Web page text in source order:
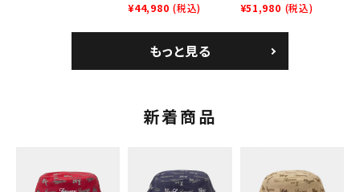
2023AW Nike
ー ホワイト 白
¥44,980 (税込)
GOODENOUGH Nike
フ ナイキエアフォース１
スニーカー シューズ ホ
¥51,980 (税込)
もっと見る
新着商品